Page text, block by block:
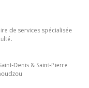
de services spécialisée
Denis & Saint-Pierre